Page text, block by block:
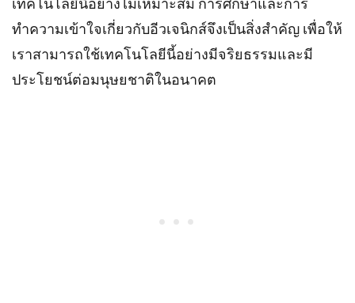
เทคโนโลยีนี้อย่างไม่เหมาะสม การศึกษาและการ
ทำความเข้าใจเกี่ยวกับอีวเจนิกส์จึงเป็นสิ่งสำคัญ เพื่อให้
เราสามารถใช้เทคโนโลยีนี้อย่างมีจริยธรรมและมี
ประโยชน์ต่อมนุษยชาติในอนาคต